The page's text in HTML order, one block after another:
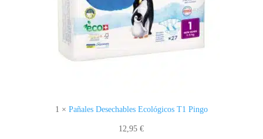
E
S
L
S
1 × Pañales Desechables Ecológicos T1 Pingo
12,95€